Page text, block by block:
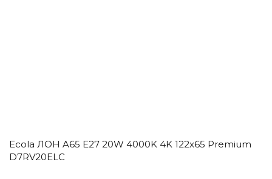
Ecola ЛОН A65 E27 20W 4000K 4K 122x65 Premium
D7RV20ELC